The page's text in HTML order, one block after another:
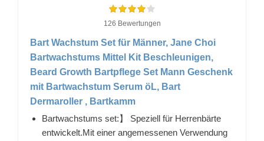
126 Bewertungen
Bart Wachstum Set für Männer, Jane Choi
Bartwachstums Mittel Kit Beschleunigen,
Beard Growth Bartpflege Set Mann Geschenk
mit Bartwachstum Serum öL, Bart
Dermaroller , Bartkamm
Bartwachstums set:】 Speziell für Herrenbärte
entwickelt.Mit einer angemessenen Verwendung